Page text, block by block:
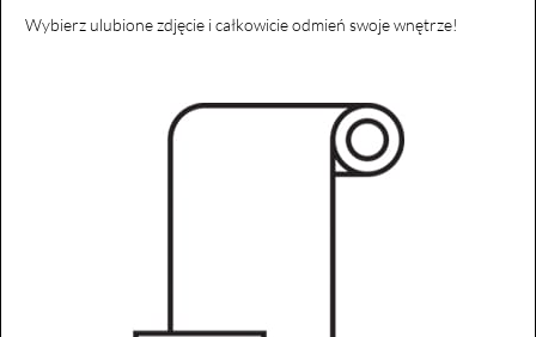
Wybierz ulubione zdjęcie i całkowicie odmień swoje wnętrze!